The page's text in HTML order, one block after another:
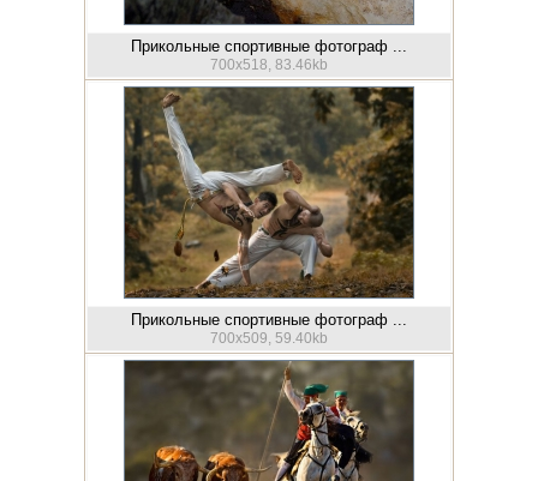
Прикольные спортивные фотограф ...
700x518, 83.46kb
Прикольные спортивные фотограф ...
700x509, 59.40kb